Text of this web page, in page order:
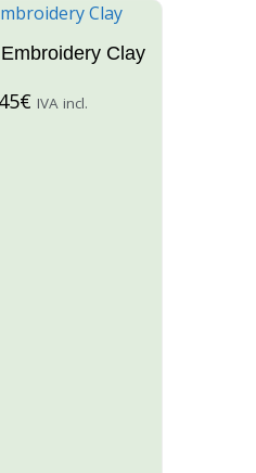
Clay
€ IVA incl.